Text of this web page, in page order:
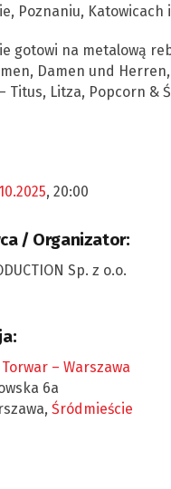
Poznaniu, Katowicach
gotowi na metalową
Damen und
Titus, Litza, Popcorn &
, 20:00
/ Organizator:
Sp. z o.o.
Torwar – Warszawa
6a
Śródmieście